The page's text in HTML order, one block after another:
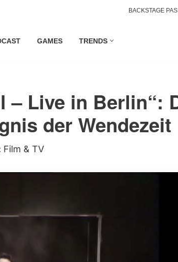
BACKSTAGE
GAMES TRENDS
– Live in Berlin“:
der Wendezeit
Film & TV